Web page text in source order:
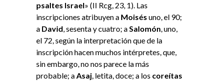
psaltes Israel» (II Rcg, 23, 1). Las
inscripciones atribuyen a Moisés uno, el 90;
a David, sesenta y cuatro; aSalomón, uno,
el 72, según la interpretación que de la
inscripción hacen muchos intérpretes, que,
sin embargo, no nos parece la más
probable; aAsaj, letita, doce; a los coreítas